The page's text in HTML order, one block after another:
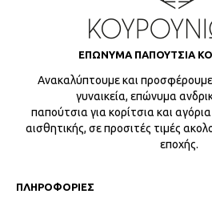
ΕΠΩΝΥΜΑ ΠΑΠΟΥΤΣΙΑ
Ανακαλύπτουμε και
γυναικεία, επώνυμα
παπούτσια για κορίτσια και
αισθητικής, σε προσιτές τιμές
εποχής.
ΠΛΗΡΟΦΟΡΙΕΣ